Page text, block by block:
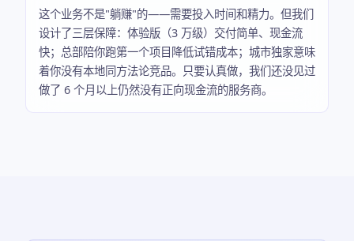
这个业务不是"躺赚"的——需要投入时间和精力。但我们
设计了三层保障：体验版（3 万级）交付简单、现金流
快；总部陪你跑第一个项目降低试错成本；城市独家意味
着你没有本地同方法论竞品。只要认真做，我们还没见过
做了 6 个月以上仍然没有正向现金流的服务商。